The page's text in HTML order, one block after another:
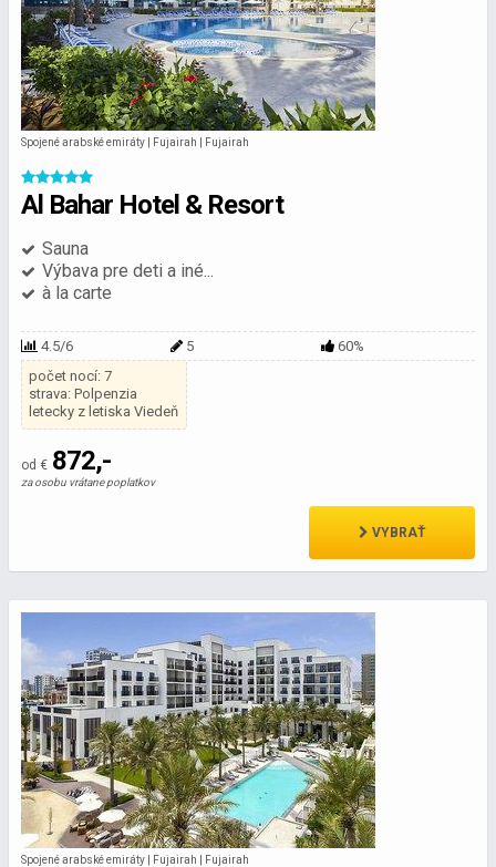
Spojené arabské emiráty | Fujairah | Fujairah
Al Bahar Hotel & Resort
Sauna
Výbava pre deti a iné...
à la carte
4.5/6 5
60%
počet nocí: 7
strava: Polpenzia
letecky z letiska Viedeň
od € 872,-
za osobu vrátane poplatkov
VYBRAŤ
Spojené arabské emiráty | Fujairah | Fujairah